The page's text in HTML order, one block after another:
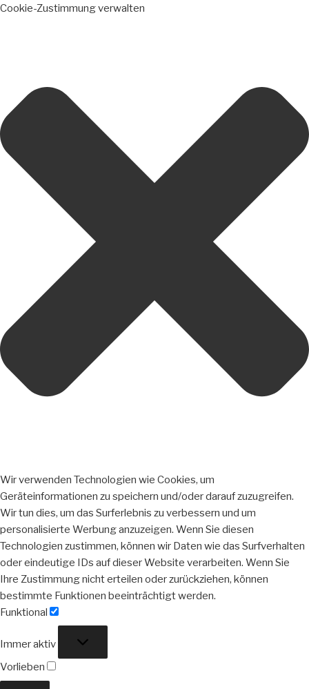
Cookie-Zustimmung verwalten
Wir verwenden Technologien wie Cookies, um
Geräteinformationen zu speichern und/oder darauf zuzugreifen.
Wir tun dies, um das Surferlebnis zu verbessern und um
personalisierte Werbung anzuzeigen. Wenn Sie diesen
Technologien zustimmen, können wir Daten wie das Surfverhalten
oder eindeutige IDs auf dieser Website verarbeiten. Wenn Sie
Ihre Zustimmung nicht erteilen oder zurückziehen, können
bestimmte Funktionen beeinträchtigt werden.
Funktional
Immer aktiv
Vorlieben